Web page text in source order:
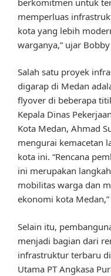
memperluas
kota yang lebih
warganya,” ujar
Salah satu proyek
digarap di Medan
flyover di beberapa
Kepala Dinas
Kota Medan, Ahmad
mengurai kemacetan
kota ini. “Rencana
ini merupakan
mobilitas warga dan
ekonomi kota
Selain itu,
menjadi bagian dari
infrastruktur terbaru
Utama PT Angkasa